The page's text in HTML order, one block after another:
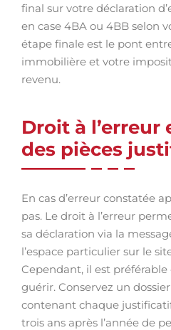
final sur votre déclaration
en case 4BA ou 4BB selon
étape finale est le pont
immobilière et votre
revenu.
Droit à l’erreur
des pièces
En cas d’erreur constatée
pas. Le droit à l’erreur
sa déclaration via la
l’espace particulier sur le
Cependant, il est
guérir. Conservez un
contenant chaque
trois ans après l’année de